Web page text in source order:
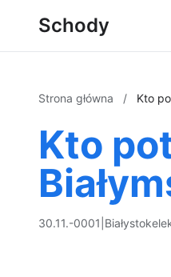
Schody
Strona główna / Kto
Kto
30.11.-0001 Białystok